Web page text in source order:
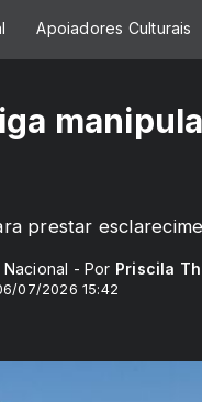
Apoiadores Culturais
prestar
- Por Priscila
07/2026 15:42